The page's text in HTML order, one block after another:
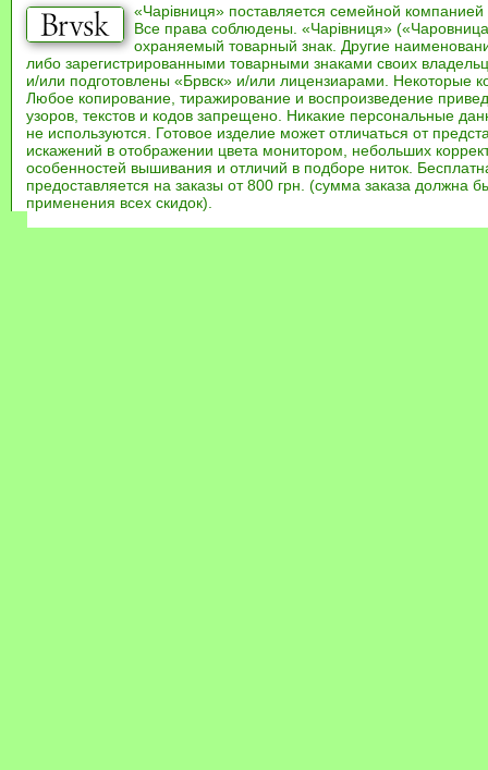
«Чарівниця» поставляется семейной компанией
Все права соблюдены. «Чарівниця»
охраняемый товарный знак. Другие
либо зарегистрированными товарными знаками своих
и/или подготовлены «Брвск» и/или лицензиарами. Некоторые
Любое копирование, тиражирование и воспроизведение
узоров, текстов и кодов запрещено. Никакие персональные
не используются. Готовое изделие может отличаться от
искажений в отображении цвета монитором, небольших
особенностей вышивания и отличий в подборе ниток.
предоставляется на заказы от 800 грн. (сумма заказа должна
применения всех скидок).